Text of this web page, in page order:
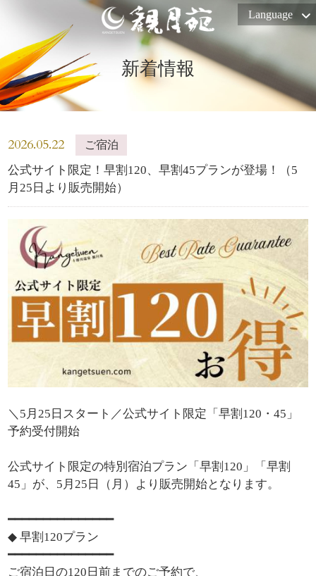
Language
新着情報
2026.05.22 ご宿泊
公式サイト限定！早割120、早割45プランが登場！（5
月25日より販売開始）
＼5月25日スタート／公式サイト限定「早割120・45」
予約受付開始
公式サイト限定の特別宿泊プラン「早割120」「早割
45」が、5月25日（月）より販売開始となります。
━━━━━━━━━━━━━━━
◆ 早割120プラン
━━━━━━━━━━━━━━━
ご宿泊日の120日前までのご予約で、